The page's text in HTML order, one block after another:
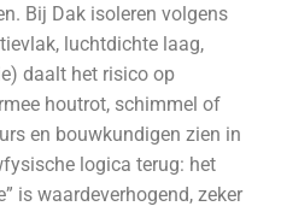
Bij Dak isoleren volgens
luchtdichte laag,
daalt het risico op
houtrot, schimmel of
en bouwkundigen zien in
logica terug: het
is waardeverhogend, zeker